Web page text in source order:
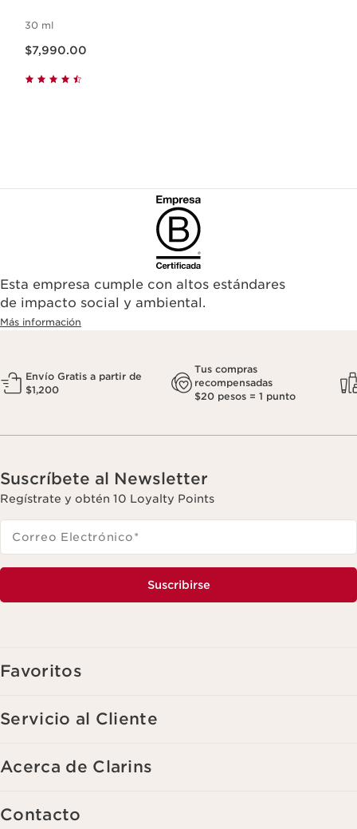
30 ml
$7,990.00
Esta empresa cumple con altos estándares
de impacto social y ambiental.
Más información
Envío Gratis a partir de
$1,200
Tus compras
recompensadas
$20 pesos = 1 punto
Suscríbete al Newsletter
Regístrate y obtén 10 Loyalty Points
Correo Electrónico*
Suscribirse
Favoritos
Servicio al Cliente
Acerca de Clarins
Contacto